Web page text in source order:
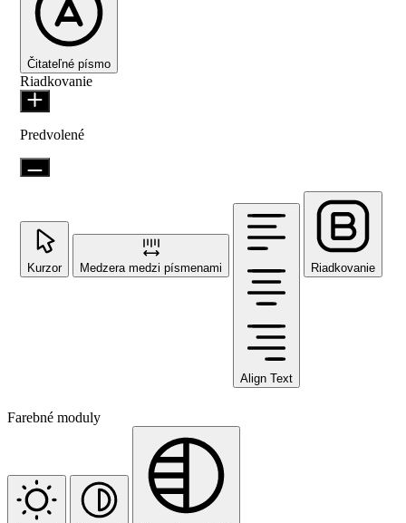
Čitateľné písmo
Riadkovanie
Predvolené
Kurzor Medzera medzi písmenami
Align Text
Riadkovanie
Farebné moduly